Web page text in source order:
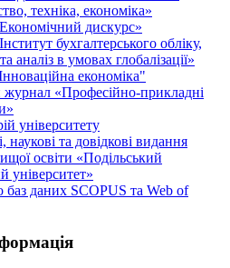
техніка, економіка»
дискурс»
бухгалтерського обліку,
аналіз в умовах глобалізації»
економіка"
«Професійно-прикладні
університету
наукові та довідкові видання
освіти «Подільський
університет»
баз даних SCOPUS та Web of